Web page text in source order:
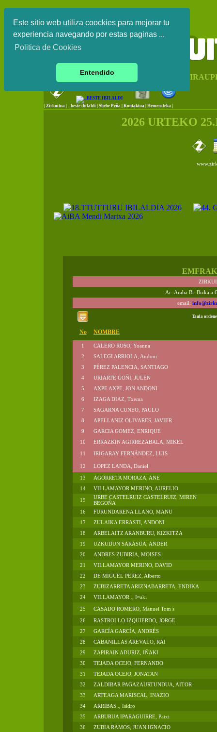
Este sitio web utiliza coockies para mejorar tu
experiencia navegando por estas paginas ...
Politica de Cookies
Entendido
EUSKAL HERRIKO
Zirkuitua ...beste ibilaldi Shebe Peña Kontaktua Hemeroteka |
2026 URTEKO
Ar=Araba Bi=Bizkaia
email:
Taula
No NOMBRE
1
CALERO ROSO, Yoanna
2
SALEGI ARRIOLA, Andoni
3
PÉREZ PALENCIA, SANTIAGO
4
URIARTE GOÑI, JULEN
5
AXPE AXPE, JON ANDONI
6
IZAGA DIAZ, Txema
7
SAGARNA CUNEO, PAULO
8
APELLANIZ OLIVARES, JAVIER
9
GARCIA GOMEZ, ENRIQUE
10
ERRAZKIN AGIRREZABALA, MIKEL
11
IRIGARAY FERNÁNDEZ, LUIS
12
LOPEZ LANDA, Daniel
13
AGORRETA MORAZA, ANE
14
VILLAMAYOR MERINO, AURELIO
15
URBE CASTELRUIZ CASTELRUIZ, MIREN
BEGOÑA
16
FURUNDARENA LLANO, MANU
17
ZULAIKA ERRASTI, ANDONI
18
ARBELAITZ ARANBURU, KIZKITZA
19
UZKUDUN SARASUA, ANDER
20
ANDRES ZUBIRIA, MOISES
21
VILLAMAYOR MERINO, DAVID
22
DE MIGUEL PEREZ, Alberto
23
ZUBIZARRETA ARIZNABARRETA, ENDIKA
24
VILLAMAYOR ., I¤aki
25
CASADO ROMERO, Manuel Tom s
26
RASTROLLO IZQUIERDO, JORGE
27
GARCÍA GARCÍA, ANDRÉS
28
CABANILLAS AREVALO, RAI
29
ZAPIRAIN ADURIZ, IÑAKI
30
TEJADA OCEJO, FERNANDO
31
TEJADA OCEJO, JONATAN
32
ZALDIBAR PAGAZAURTUNDUA, AITOR
33
ARTEAGA MARISCAL, INAZIO
34
ARRIBAS ., Isidro
35
ARBURUA IPARAGUIRRE, Patxi
36
ZUBIA RAMOS, JUAN IGNACIO